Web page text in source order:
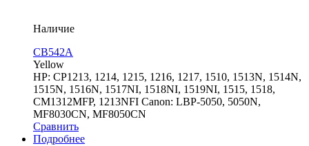
Наличие
CB542A
Yellow
HP: CP1213, 1214, 1215, 1216, 1217, 1510, 1513N, 1514N,
1515N, 1516N, 1517NI, 1518NI, 1519NI, 1515, 1518,
CM1312MFP, 1213NFI Canon: LBP-5050, 5050N,
MF8030CN, MF8050CN
Сравнить
Подробнее